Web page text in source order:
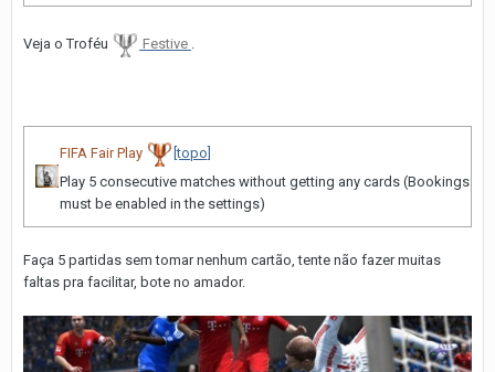
Veja o Troféu Festive .
FIFA Fair Play
[topo]
Play 5 consecutive matches without getting any cards (Bookings
must be enabled in the settings)
Faça 5 partidas sem tomar nenhum cartão, tente não fazer muitas
faltas pra facilitar, bote no amador.